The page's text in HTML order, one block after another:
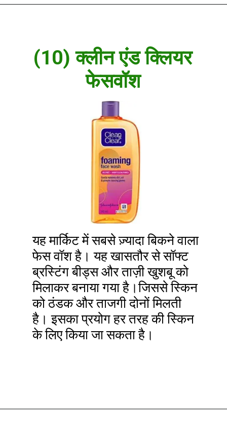
(10) क्लीन एंड क्लियर
फेसवॉश
यह मार्किट में सबसे ज़्यादा बिकने वाला
फेस वॉश है। यह खासतौर से सॉफ्ट
ब्रस्टिंग बीड्स और ताज़ी खुशबू को
मिलाकर बनाया गया है।जिससे स्किन
को ठंडक और ताजगी दोनों मिलती
है। इसका प्रयोग हर तरह की स्किन
के लिए किया जा सकता है।